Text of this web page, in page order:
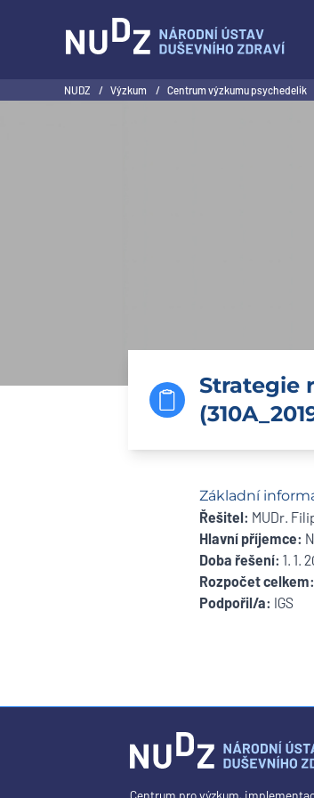
NUDZ / Výzkum / Centrum výzkumu psychedelik
Strategie
Základní
Řešitel: MUDr.
Hlavní příjemce:
Doba řešení: 1. 1.
Rozpočet celkem:
Podpořil/a: IGS
Centrum pro výzkum,